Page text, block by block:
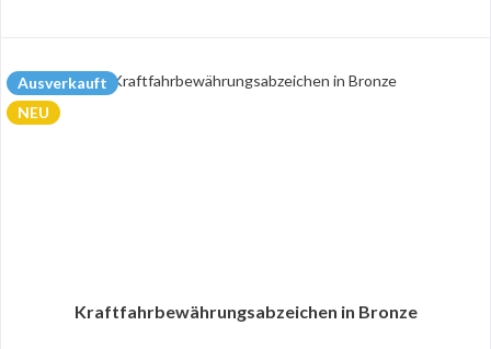
Ausverkauft
NEU
Kraftfahrbewährungsabzeichen in Bronze